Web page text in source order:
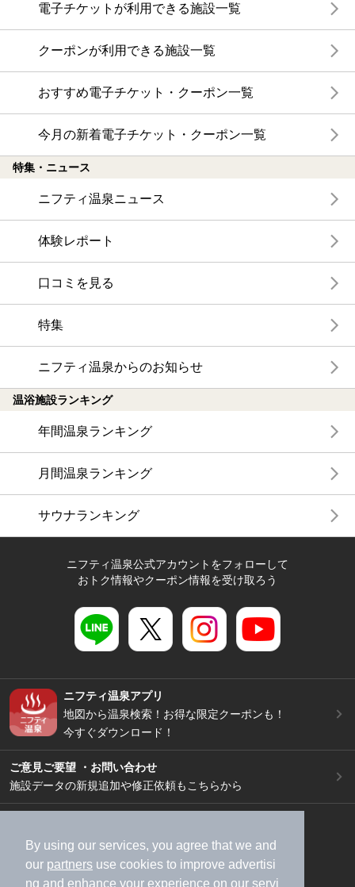
By using our services, you agree that we and
our partners use cookies to improve advertisi
ng and enhance your experience on our servi
電子チケットが利用できる施設一覧
クーポンが利用できる施設一覧
おすすめ電子チケット・クーポン一覧
今月の新着電子チケット・クーポン一覧
特集・ニュース
ニフティ温泉ニュース
体験レポート
口コミを見る
特集
ニフティ温泉からのお知らせ
温浴施設ランキング
年間温泉ランキング
月間温泉ランキング
サウナランキング
ニフティ温泉公式アカウントをフォローして
おトク情報やクーポン情報を受け取ろう
ニフティ温泉アプリ
地図から温泉検索！お得な限定クーポンも！
今すぐダウンロード！
ご意見ご要望 ・お問い合わせ
施設データの新規追加や修正依頼もこちらから
加盟店募集（資料請求）
広告出稿のご案内
利用規約
ライフスタイルMEMBERS+規約